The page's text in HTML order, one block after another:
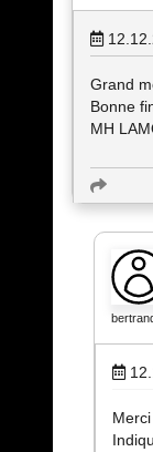
Grand
Bonne
MH